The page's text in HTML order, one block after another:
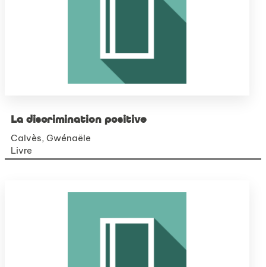
La discrimination positive
Calvès, Gwénaële
Livre